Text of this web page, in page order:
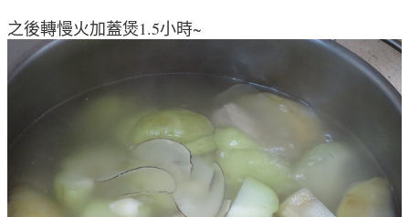
之後轉慢火加蓋煲1.5小時~